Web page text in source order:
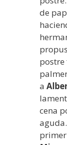
de
postre
a
cena